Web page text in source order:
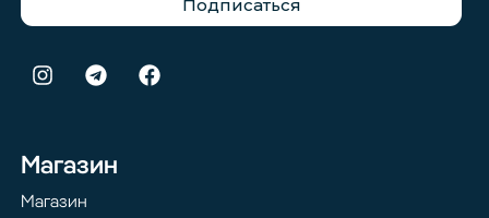
Подписаться
Магазин
Магазин